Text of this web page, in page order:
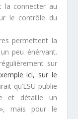
la connecter au
le contrôle du
permettent la
peu énérvant.
sur
ici, sur le
qu’ESU publie
et détaille un
mais pour le